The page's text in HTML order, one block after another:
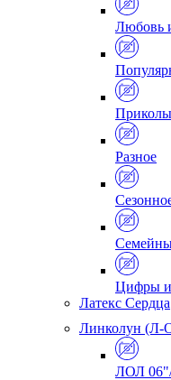
Любовь
Приколы
Разное
Цифры
Латекс Сердца
Линколун (Л-
ЛОЛ